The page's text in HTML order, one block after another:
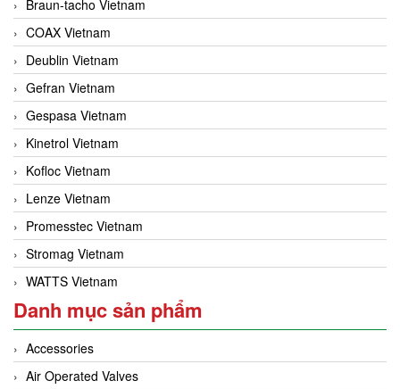
Braun-tacho Vietnam
COAX Vietnam
Deublin Vietnam
Gefran Vietnam
Gespasa Vietnam
Kinetrol Vietnam
Kofloc Vietnam
Lenze Vietnam
Promesstec Vietnam
Stromag Vietnam
WATTS Vietnam
Danh mục sản phẩm
Accessories
Air Operated Valves